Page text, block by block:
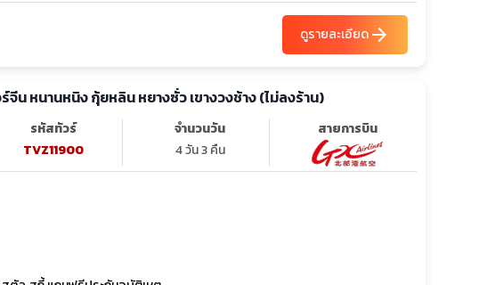
ดูรายละเอียดarrow_forward
จีน หนานหนิง กุ้ยหลิน หยางซั่ว เขางวงช้าง (ไม่ลงร้าน)
รหัสทัวร์
TVZ11900
จำนวนวัน
4 วัน 3 คืน
สายการบิน